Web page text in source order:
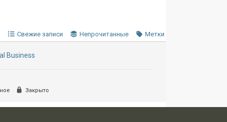
Свежие записи Непрочитанные Метки
Business
Закрыто